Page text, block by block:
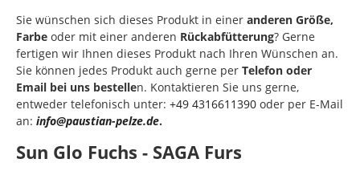
Sie wünschen sich dieses Produkt in einer anderen Größe,
Farbe oder mit einer anderen Rückabfütterung? Gerne
fertigen wir Ihnen dieses Produkt nach Ihren Wünschen an.
Sie können jedes Produkt auch gerne per Telefon oder
Email bei uns bestellen. Kontaktieren Sie uns gerne,
entweder telefonisch unter: +49 4316611390 oder per E-Mail
an: info@paustian-pelze.de.
Sun Glo Fuchs - SAGA Furs